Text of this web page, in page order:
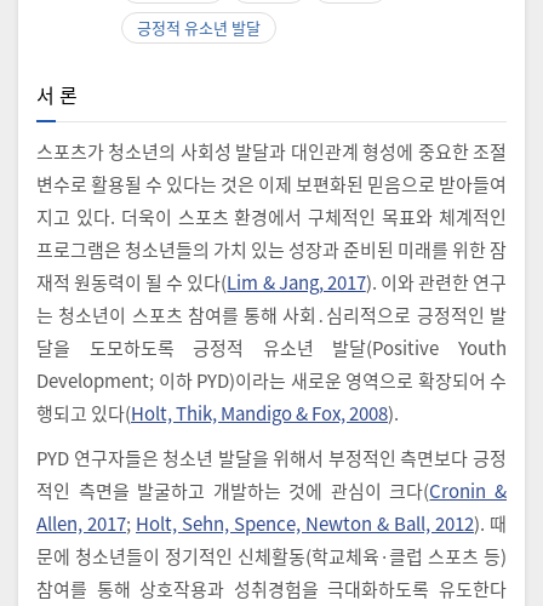
긍정적 유소년 발달
서 론
스포츠가 청소년의 사회성 발달과 대인관계 형성에 중요한 조절
변수로 활용될 수 있다는 것은 이제 보편화된 믿음으로 받아들여
지고 있다. 더욱이 스포츠 환경에서 구체적인 목표와 체계적인
프로그램은 청소년들의 가치 있는 성장과 준비된 미래를 위한 잠
재적 원동력이 될 수 있다(Lim & Jang, 2017). 이와 관련한 연구
는 청소년이 스포츠 참여를 통해 사회․심리적으로 긍정적인 발
달을 도모하도록 긍정적 유소년 발달(Positive Youth
Development; 이하 PYD)이라는 새로운 영역으로 확장되어 수
행되고 있다(Holt, Thik, Mandigo & Fox, 2008).
PYD 연구자들은 청소년 발달을 위해서 부정적인 측면보다 긍정
적인 측면을 발굴하고 개발하는 것에 관심이 크다(Cronin &
Allen, 2017; Holt, Sehn, Spence, Newton & Ball, 2012). 때
문에 청소년들이 정기적인 신체활동(학교체육·클럽 스포츠 등)
참여를 통해 상호작용과 성취경험을 극대화하도록 유도한다